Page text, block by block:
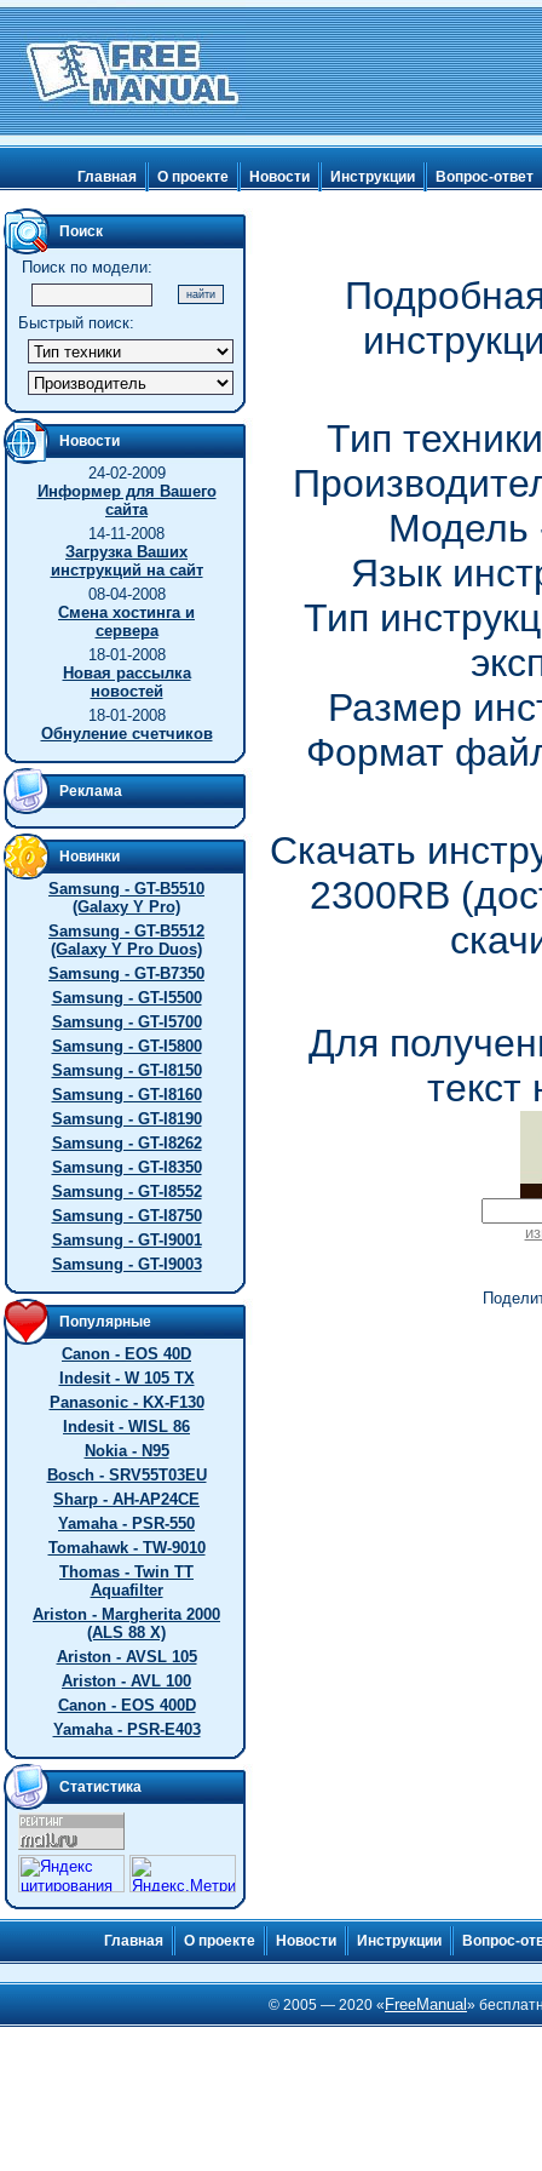
Главная О проекте Новости Инструкции Вопрос-ответ
Поиск
Поиск по модели:
Быстрый поиск:
Новости
24-02-2009
Информер для Вашего
сайта
14-11-2008
Загрузка Ваших
инструкций на сайт
08-04-2008
Смена хостинга и
сервера
18-01-2008
Новая рассылка
новостей
18-01-2008
Обнуление счетчиков
Реклама
Новинки
Samsung - GT-B5510
(Galaxy Y Pro)
Samsung - GT-B5512
(Galaxy Y Pro Duos)
Samsung - GT-B7350
Samsung - GT-I5500
Samsung - GT-I5700
Samsung - GT-I5800
Samsung - GT-I8150
Samsung - GT-I8160
Samsung - GT-I8190
Samsung - GT-I8262
Samsung - GT-I8350
Samsung - GT-I8552
Samsung - GT-I8750
Samsung - GT-I9001
Samsung - GT-I9003
Популярные
Canon - EOS 40D
Indesit - W 105 TX
Panasonic - KX-F130
Indesit - WISL 86
Nokia - N95
Bosch - SRV55T03EU
Sharp - AH-AP24CE
Yamaha - PSR-550
Tomahawk - TW-9010
Thomas - Twin TT
Aquafilter
Ariston - Margherita 2000
(ALS 88 X)
Ariston - AVSL 105
Ariston - AVL 100
Canon - EOS 400D
Yamaha - PSR-E403
Статистика
Тип
Модель
Язык
Тип
Размер
Формат
Скачать
2300RB
Для
текст
Главная О проекте Новости Инструкции Вопрос-
© 2005 — 2020 « FreeManual»